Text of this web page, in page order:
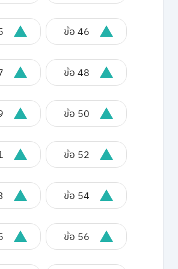
ข้อ 46
ข้อ 48
ข้อ 50
ข้อ 52
ข้อ 54
ข้อ 56